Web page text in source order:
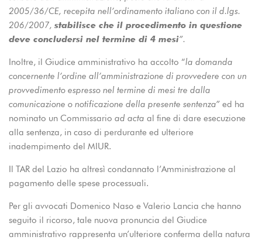
2005/36/CE, recepita nell’ordinamento italiano con il d.lgs.
206/2007, stabilisce che il procedimento in questione
deve concludersi nel termine di 4 mesi”.
Inoltre, il Giudice amministrativo ha accolto “la domanda
concernente l’ordine all’amministrazione di provvedere con un
provvedimento espresso nel termine di mesi tre dalla
comunicazione o notificazione della presente sentenza” ed ha
nominato un Commissario ad acta al fine di dare esecuzione
alla sentenza, in caso di perdurante ed ulteriore
inadempimento del MIUR.
Il TAR del Lazio ha altresì condannato l’Amministrazione al
pagamento delle spese processuali.
Per gli avvocati Domenico Naso e Valerio Lancia che hanno
seguito il ricorso, tale nuova pronuncia del Giudice
amministrativo rappresenta un’ulteriore conferma della natura